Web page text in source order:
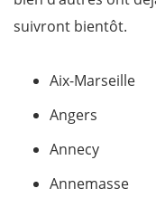
suivront bientôt.
Aix-Marseille
Angers
Annecy
Annemasse